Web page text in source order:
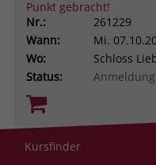
Punkt gebracht!
Nr.:
261229
Wann:
Mi.
Wo:
Schloss
Status:
Sich selbst besser
Kursfinder